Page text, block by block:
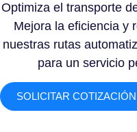
Optimiza el transporte
Mejora la eficiencia y
nuestras rutas
para un servicio
SOLICITAR COTIZACIÓN